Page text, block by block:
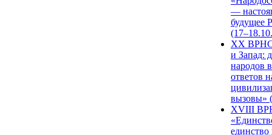
—
будущее
XX ВРНС
и Запад:
народов
ответов
вызовы»
XVIII
единство